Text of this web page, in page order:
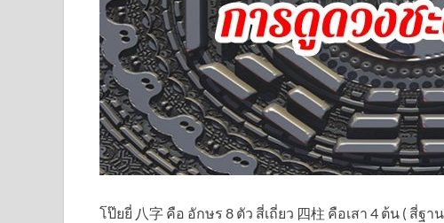
โป๊ยยี่ 八字 คือ อักษร 8 ตัว สี่เถี่ยว 四柱 คือเสา 4 ต้น ( สี่ฐ